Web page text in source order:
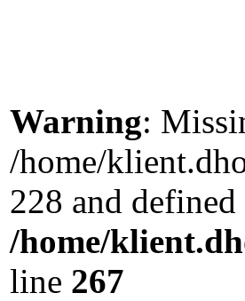
Warning:
/home/
228 and defined
/home/
line 267